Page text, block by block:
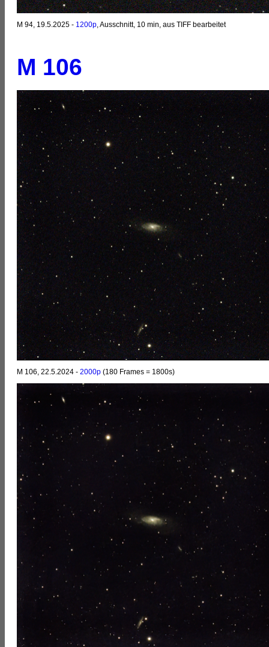
M 94, 19.5.2025 - 1200p , Ausschnitt, 10 min, aus TIFF bearbeitet
M 106
M 106, 22.5.2024 - 2000p (180 Frames = 1800s)